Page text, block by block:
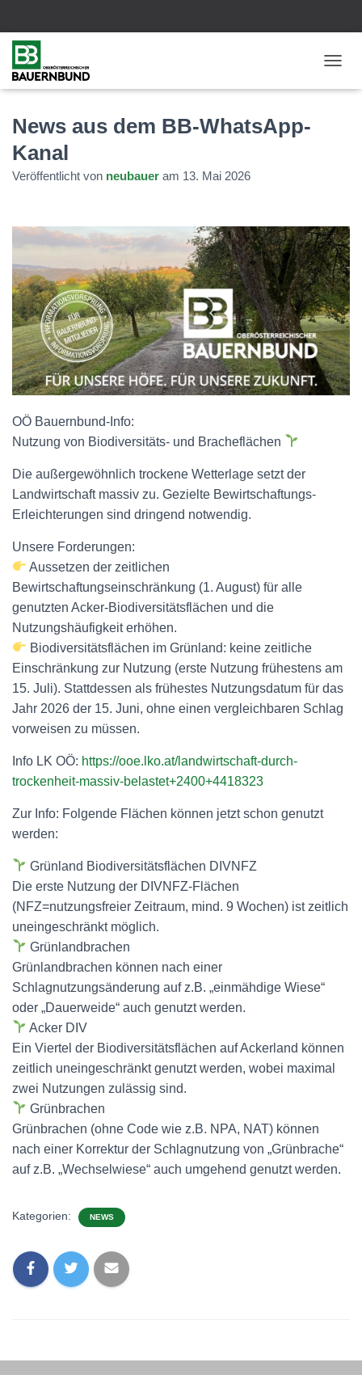
A
U
M
S
C
H
A
L
T
E
N
News aus dem BB-WhatsApp-
Kanal
Veröffentlicht von neubauer am 13. Mai 2026
OÖ Bauernbund-Info:
Nutzung von Biodiversitäts- und Bracheflächen
Die außergewöhnlich trockene Wetterlage setzt der
Landwirtschaft massiv zu. Gezielte Bewirtschaftungs-
Erleichterungen sind dringend notwendig.
Unsere Forderungen:
Aussetzen der zeitlichen
Bewirtschaftungseinschränkung (1. August) für alle
genutzten Acker-Biodiversitätsflächen und die
Nutzungshäufigkeit erhöhen.
Biodiversitätsflächen im Grünland: keine zeitliche
Einschränkung zur Nutzung (erste Nutzung frühestens am
15. Juli). Stattdessen als frühestes Nutzungsdatum für das
Jahr 2026 der 15. Juni, ohne einen vergleichbaren Schlag
vorweisen zu müssen.
Info LK OÖ: https://ooe.lko.at/landwirtschaft-durch-
trockenheit-massiv-belastet+2400+4418323
Zur Info: Folgende Flächen können jetzt schon genutzt
werden:
Grünland Biodiversitätsflächen DIVNFZ
Die erste Nutzung der DIVNFZ-Flächen
(NFZ=nutzungsfreier Zeitraum, mind. 9 Wochen) ist zeitlich
uneingeschränkt möglich.
Grünlandbrachen
Grünlandbrachen können nach einer
Schlagnutzungsänderung auf z.B. „einmähdige Wiese“
oder „Dauerweide“ auch genutzt werden.
Acker DIV
Ein Viertel der Biodiversitätsflächen auf Ackerland können
zeitlich uneingeschränkt genutzt werden, wobei maximal
zwei Nutzungen zulässig sind.
Grünbrachen
Grünbrachen (ohne Code wie z.B. NPA, NAT) können
nach einer Korrektur der Schlagnutzung von „Grünbrache“
auf z.B. „Wechselwiese“ auch umgehend genutzt werden.
Kategorien: NEWS